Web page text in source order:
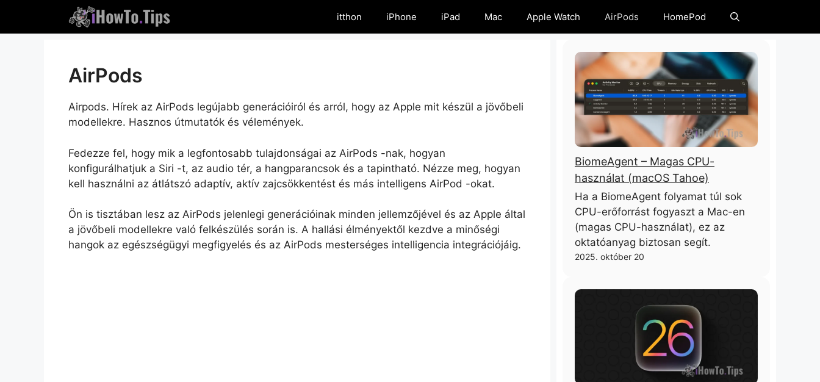
tartalomra
itthon iPhone iPad Mac Apple Watch AirPods HomePod
AirPods
Airpods. Hírek az AirPods legújabb generációiról és arról, hogy az Apple mit készül a jövőbeli
modellekre. Hasznos útmutatók és vélemények.
Fedezze fel, hogy mik a legfontosabb tulajdonságai az AirPods -nak, hogyan
konfigurálhatjuk a Siri -t, az audio tér, a hangparancsok és a tapintható. Nézze meg, hogyan
kell használni az átlátszó adaptív, aktív zajcsökkentést és más intelligens AirPod -okat.
Ön is tisztában lesz az AirPods jelenlegi generációinak minden jellemzőjével és az Apple által
a jövőbeli modellekre való felkészülés során is. A hallási élményektől kezdve a minőségi
hangok az egészségügyi megfigyelés és az AirPods mesterséges intelligencia integrációjáig.
BiomeAgent – ​​Magas CPU-
használat (macOS Tahoe)
Ha a BiomeAgent folyamat túl sok
CPU-erőforrást fogyaszt a Mac-en
(magas CPU-használat), ez az
oktatóanyag biztosan segít.
2025. október 20